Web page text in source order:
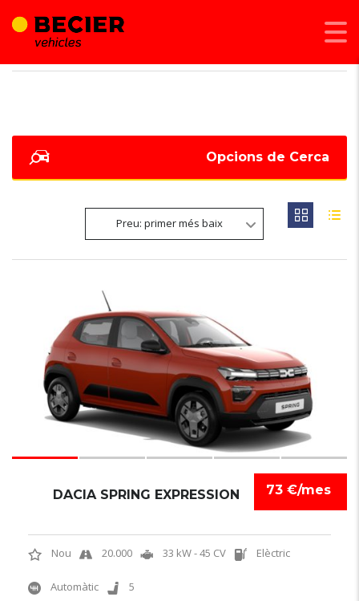
Opcions de Cerca
Preu: primer més baix
73 €/mes
DACIA SPRING EXPRESSION
Nou 20.000 33 kW - 45 CV Elèctric
Automàtic 5